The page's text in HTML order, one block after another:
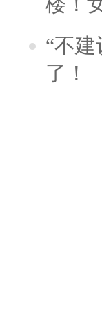
“不
了！